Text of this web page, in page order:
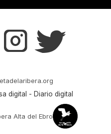
t r
digital - Diario digital
Alta del Ebro